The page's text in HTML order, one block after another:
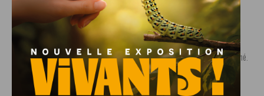
INFOS,SPORT
Nouvelle arrivée à la JDA Basket,
Shevon Thompson est dijonnais
7 AOÛT, 2026
Le mercato estival de la JDA n’est pas encore terminé.
Une nouvelle recrue vient...